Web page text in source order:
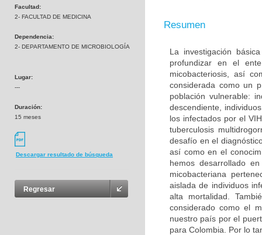
Facultad:
2- FACULTAD DE MEDICINA
Dependencia:
2- DEPARTAMENTO DE MICROBIOLOGÍA
Lugar:
---
Duración:
15 meses
Descargar resultado de búsqueda
Regresar
Resumen
La investigación
profundizar en el
micobacteriosis, así
considerada como un
población vulnerable:
descendiente,
los infectados por el
tuberculosis
desafío en el
así como en el
hemos desarrollado
micobacteriana
aislada de individuos
alta mortalidad.
considerado como el
nuestro país por el
para Colombia. Por lo